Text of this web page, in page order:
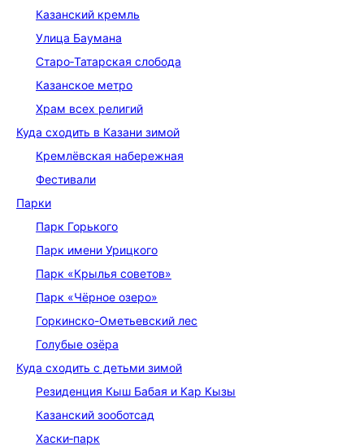
Казанский кремль
Улица Баумана
Старо‑Татарская слобода
Казанское метро
Храм всех религий
Куда сходить в Казани зимой
Кремлёвская набережная
Фестивали
Парки
Парк Горького
Парк имени Урицкого
Парк «Крылья советов»
Парк «Чёрное озеро»
Горкинско-Ометьевский лес
Голубые озёра
Куда сходить с детьми зимой
Резиденция Кыш Бабая и Кар Кызы
Казанский зооботсад
Хаски‑парк